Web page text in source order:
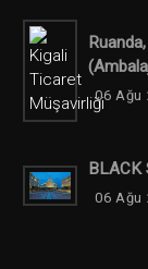
06 Ağu
BLACK
06 Ağu